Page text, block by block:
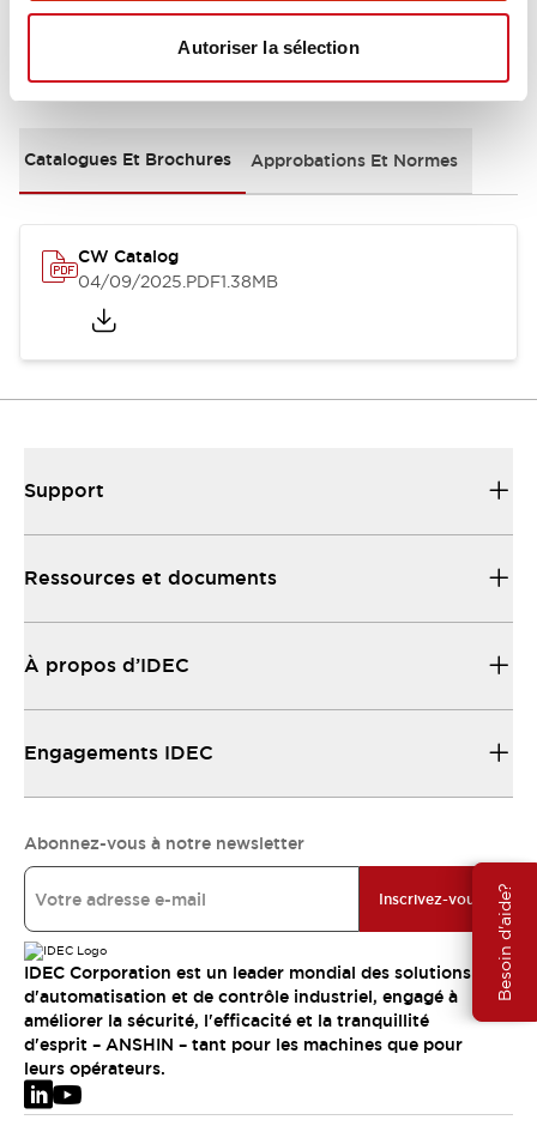
Autoriser la sélection
Besoin d'aide?
Documents et fichiers
Catalogues Et Brochures Approbations Et Normes
CW Catalog
04/09/2025.PDF1.38MB
Support
Ressources et documents
À propos d’IDEC
Engagements IDEC
Abonnez-vous à notre newsletter
Inscrivez-vous
IDEC Corporation est un leader mondial des solutions
d'automatisation et de contrôle industriel, engagé à
améliorer la sécurité, l'efficacité et la tranquillité
d'esprit – ANSHIN – tant pour les machines que pour
leurs opérateurs.